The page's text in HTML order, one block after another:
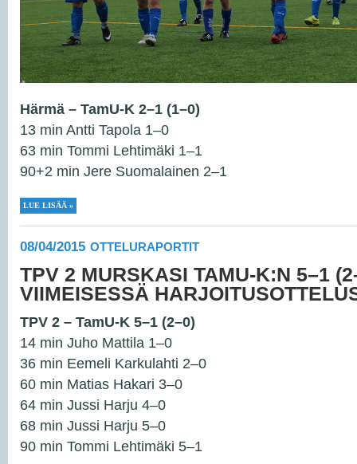
Härmä – TamU-K 2–1 (1–0)
13 min Antti Tapola 1–0
63 min Tommi Lehtimäki 1–1
90+2 min Jere Suomalainen 2–1
LUE LISÄÄ »
08/04/2015 OTTELURAPORTIT
TPV 2 MURSKASI TAMU-K:N 5–1
VIIMEISESSÄ
TPV 2 – TamU-K 5–1 (2–0)
14 min Juho Mattila 1–0
36 min Eemeli Karkulahti 2–0
60 min Matias Hakari 3–0
64 min Jussi Harju 4–0
68 min Jussi Harju 5–0
90 min Tommi Lehtimäki 5–1